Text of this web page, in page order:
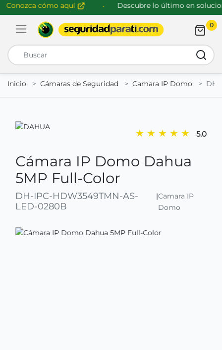
cómo aquí Descubre lo último en
Abrir menú de navegación
0
Inicio
Cámaras de Seguridad Camara IP Domo DH-
★ ★ ★ ★ ★ 5.0
Cámara IP Domo Dahua
5MP Full-Color
DH-IPC-HDW3549TMN-AS-
LED-0280B
|Camara IP
Domo